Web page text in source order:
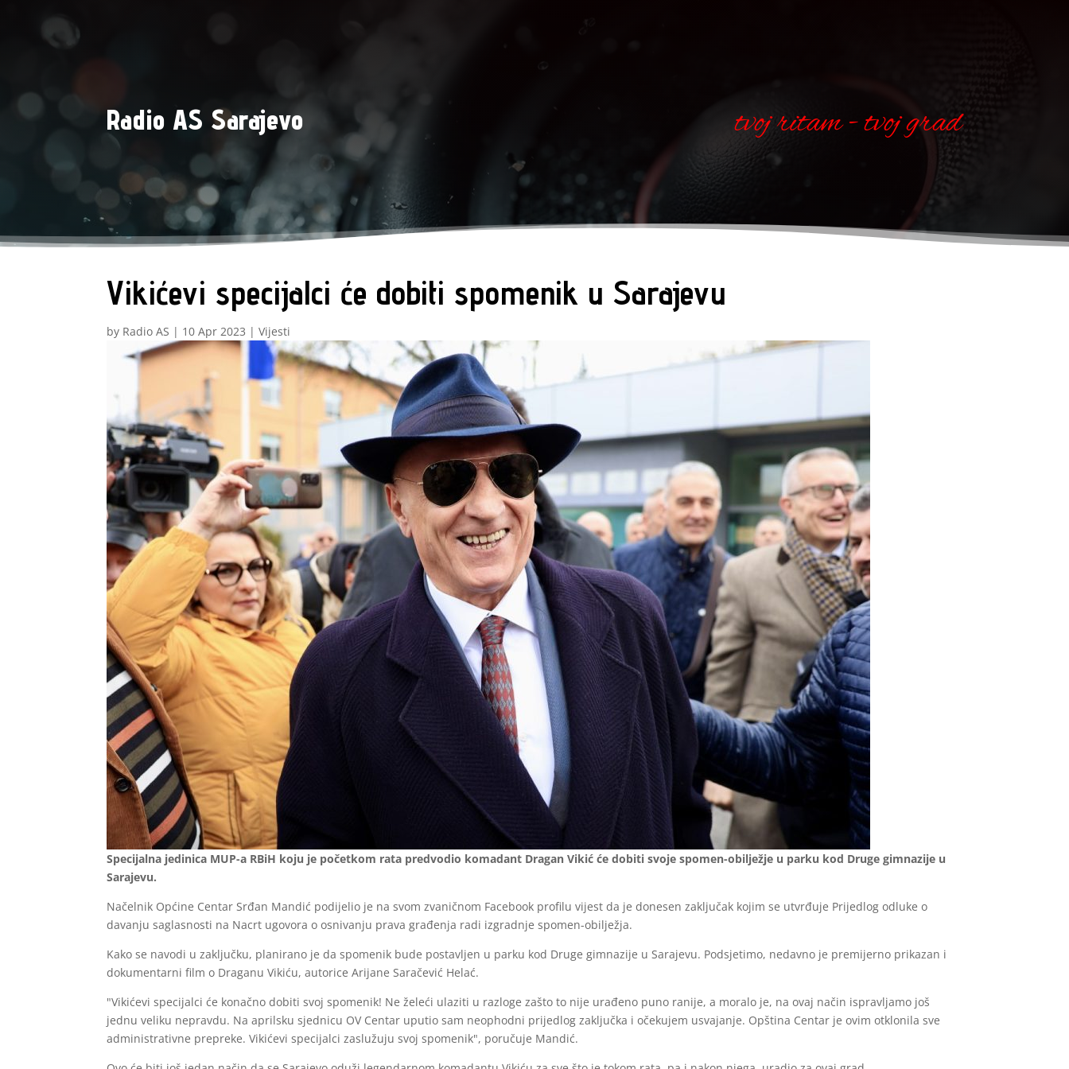
Radio AS Sarajevo tvoj ritam - tvoj grad
Vikićevi specijalci će dobiti spomenik u Sarajevu
by Radio AS | 10 Apr 2023 |Vijesti
Specijalna jedinica MUP-a RBiH koju je početkom rata predvodio komadant Dragan Vikić će dobiti svoje spomen-obilježje u parku kod Druge gimnazije u
Sarajevu.
Načelnik Općine Centar Srđan Mandić podijelio je na svom zvaničnom Facebook profilu vijest da je donesen zaključak kojim se utvrđuje Prijedlog odluke o
davanju saglasnosti na Nacrt ugovora o osnivanju prava građenja radi izgradnje spomen-obilježja.
Kako se navodi u zaključku, planirano je da spomenik bude postavljen u parku kod Druge gimnazije u Sarajevu. Podsjetimo, nedavno je premijerno prikazan i
dokumentarni film o Draganu Vikiću, autorice Arijane Saračević Helać.
"Vikićevi specijalci će konačno dobiti svoj spomenik! Ne želeći ulaziti u razloge zašto to nije urađeno puno ranije, a moralo je, na ovaj način ispravljamo još
jednu veliku nepravdu. Na aprilsku sjednicu OV Centar uputio sam neophodni prijedlog zaključka i očekujem usvajanje. Opština Centar je ovim otklonila sve
administrativne prepreke. Vikićevi specijalci zaslužuju svoj spomenik", poručuje Mandić.